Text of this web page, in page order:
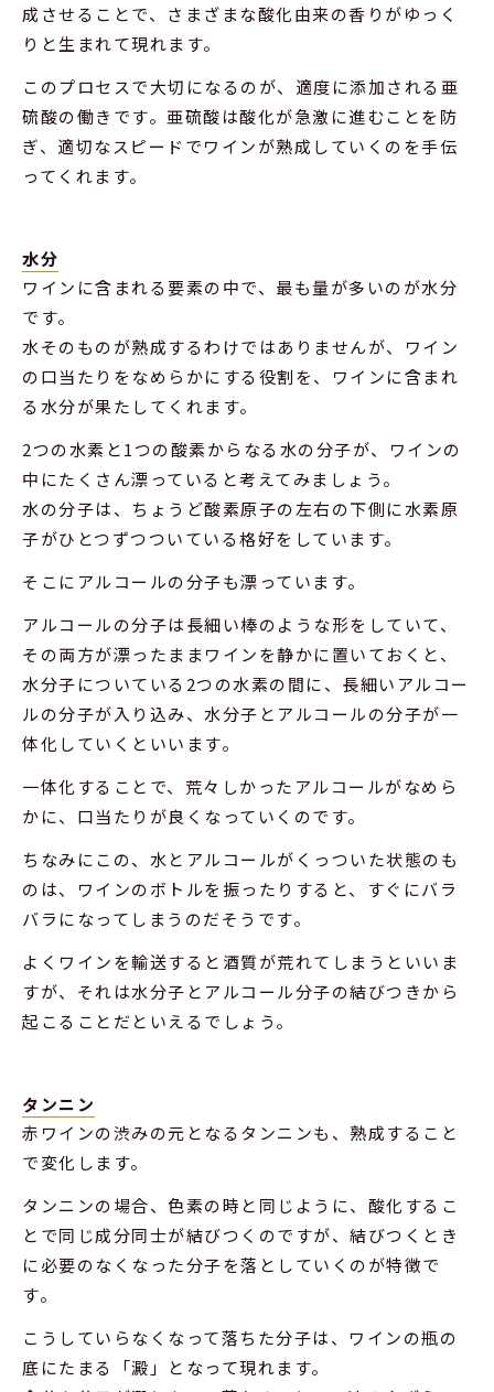
成させることで、さまざまな酸化由来の香りがゆっく
りと生まれて現れます。
このプロセスで大切になるのが、適度に添加される亜
硫酸の働きです。亜硫酸は酸化が急激に進むことを防
ぎ、適切なスピードでワインが熟成していくのを手伝
ってくれます。
水分
ワインに含まれる要素の中で、最も量が多いのが水分
です。
水そのものが熟成するわけではありませんが、ワイン
の口当たりをなめらかにする役割を、ワインに含まれ
る水分が果たしてくれます。
2つの水素と1つの酸素からなる水の分子が、ワインの
中にたくさん漂っていると考えてみましょう。
水の分子は、ちょうど酸素原子の左右の下側に水素原
子がひとつずつついている格好をしています。
そこにアルコールの分子も漂っています。
アルコールの分子は長細い棒のような形をしていて、
その両方が漂ったままワインを静かに置いておくと、
水分子についている2つの水素の間に、長細いアルコー
ルの分子が入り込み、水分子とアルコールの分子が一
体化していくといいます。
一体化することで、荒々しかったアルコールがなめら
かに、口当たりが良くなっていくのです。
ちなみにこの、水とアルコールがくっついた状態のも
のは、ワインのボトルを振ったりすると、すぐにバラ
バラになってしまうのだそうです。
よくワインを輸送すると酒質が荒れてしまうといいま
すが、それは水分子とアルコール分子の結びつきから
起こることだといえるでしょう。
タンニン
赤ワインの渋みの元となるタンニンも、熟成すること
で変化します。
タンニンの場合、色素の時と同じように、酸化するこ
とで同じ成分同士が結びつくのですが、結びつくとき
に必要のなくなった分子を落としていくのが特徴で
す。
こうしていらなくなって落ちた分子は、ワインの瓶の
底にたまる「澱」となって現れます。